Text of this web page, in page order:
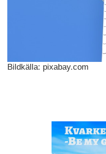
Bildkälla: pixabay.com